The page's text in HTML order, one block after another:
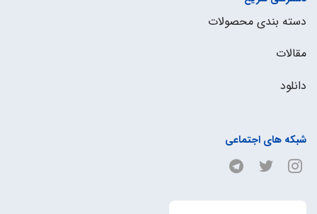
دسته بندی محصولات
مقالات
دانلود
شبکه های اجتماعی